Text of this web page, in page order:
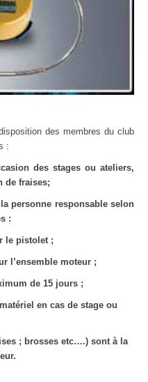
des membres du club
:
des stages ou ateliers,
de fraises;
personne responsable selon
:
le pistolet ;
l’ensemble moteur ;
de 15 jours ;
en cas de stage ou
; brosses etc….) sont à la